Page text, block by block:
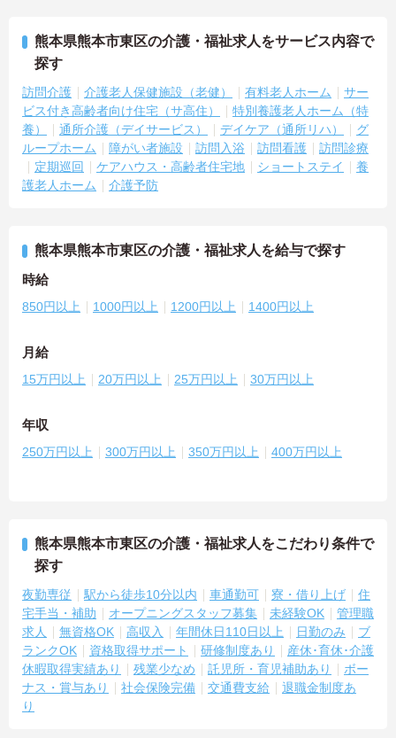
熊本県熊本市東区の介護・福祉求人をサービス内容で
探す
訪問介護 介護老人保健施設（老健） 有料老人ホーム
サー
ビス付き高齢者向け住宅（サ高住）
特別養護老人ホーム（特
養）
通所介護（デイサービス） デイケア（通所リハ）
グ
ループホーム
障がい者施設 訪問入浴 訪問看護
訪問診療
定期巡回
ケアハウス・高齢者住宅地 ショートステイ
養
護老人ホーム
介護予防
熊本県熊本市東区の介護・福祉求人を給与で探す
時給
850円以上 1000円以上 1200円以上 1400円以上
月給
15万円以上 20万円以上 25万円以上 30万円以上
年収
250万円以上 300万円以上 350万円以上 400万円以上
熊本県熊本市東区の介護・福祉求人をこだわり条件で
探す
夜勤専従 駅から徒歩10分以内 車通勤可 寮・借り上げ
住
宅手当・補助
オープニングスタッフ募集 未経験OK
管理職
求人
無資格OK 高収入 年間休日110日以上 日勤のみ
ブ
ランクOK
資格取得サポート 研修制度あり
産休･育休･介護
休暇取得実績あり
残業少なめ 託児所・育児補助あり
ボー
ナス・賞与あり
社会保険完備 交通費支給
退職金制度あ
り